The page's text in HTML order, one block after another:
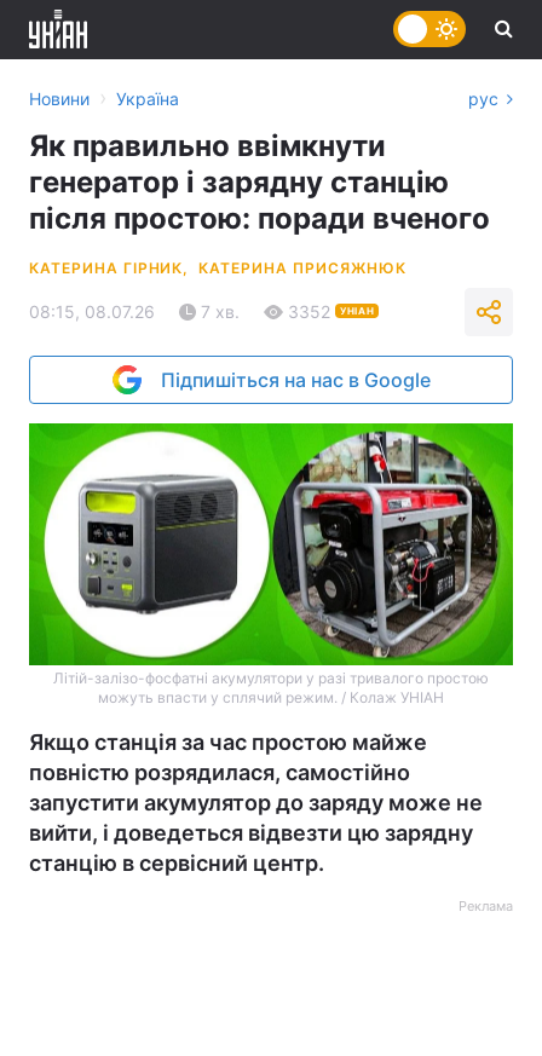
Новини › Україна рус
Як правильно ввімкнути
генератор і зарядну станцію
після простою: поради вченого
КАТЕРИНА ГІРНИК, КАТЕРИНА ПРИСЯЖНЮК
08:15, 08.07.26 7 хв. 3352 УНІАН
Підпишіться на нас в Google
Літій-залізо-фосфатні акумулятори у разі тривалого простою
можуть впасти у сплячий режим. / Колаж УНІАН
Якщо станція за час простою майже
повністю розрядилася, самостійно
запустити акумулятор до заряду може не
вийти, і доведеться відвезти цю зарядну
станцію в сервісний центр.
Реклама